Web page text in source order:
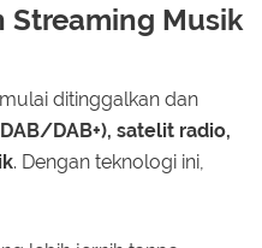
Streaming Musik
ditinggalkan dan
DAB+), satelit radio,
. Dengan teknologi ini,